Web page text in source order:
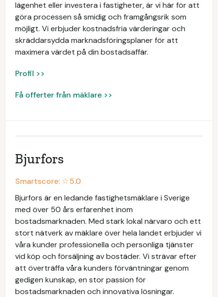
lägenhet eller investera i fastigheter, är vi här för att
göra processen så smidig och framgångsrik som
möjligt. Vi erbjuder kostnadsfria värderingar och
skräddarsydda marknadsföringsplaner för att
maximera värdet på din bostadsaffär.
Profil >>
Få offerter från mäklare >>
Bjurfors
Smartscore: ☆5.0
Bjurfors är en ledande fastighetsmäklare i Sverige
med över 50 års erfarenhet inom
bostadsmarknaden. Med stark lokal närvaro och ett
stort nätverk av mäklare över hela landet erbjuder vi
våra kunder professionella och personliga tjänster
vid köp och försäljning av bostäder. Vi strävar efter
att överträffa våra kunders förväntningar genom
gedigen kunskap, en stor passion för
bostadsmarknaden och innovativa lösningar.